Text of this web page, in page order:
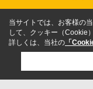
当サイトでは、お客様の
して、クッキー（Cookie
詳しくは、当社の 「